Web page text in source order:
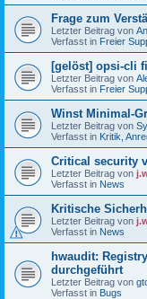
Frage zum
Letzter Beitrag von
Verfasst in Freier
[gelöst] opsi-cli
Letzter Beitrag von
Verfasst in Freier
Winst Minimal-
Letzter Beitrag von
Verfasst in Kritik,
Critical security
Letzter Beitrag von
Verfasst in News
Kritische
Letzter Beitrag von
Verfasst in News
hwaudit:
durchgeführt
Letzter Beitrag von
Verfasst in Bugs